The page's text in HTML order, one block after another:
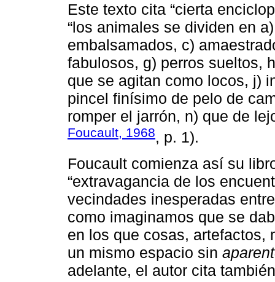
Este texto cita “cierta
“los animales se dividen en
embalsamados, c)
fabulosos, g) perros sueltos,
que se agitan como locos, j)
pincel finísimo de pelo de
romper el jarrón, n) que de
Foucault, 1968, p. 1).
Foucault comienza así su
“extravagancia de los
vecindades inesperadas
como imaginamos que se
en los que cosas, artefactos,
un mismo espacio sin
adelante, el autor cita